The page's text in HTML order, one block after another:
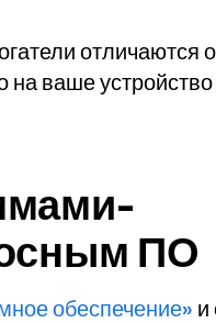
отличаются
ваше устройство
ПО
обеспечение» и